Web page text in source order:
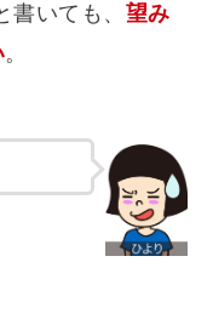
書いても、 望み
。